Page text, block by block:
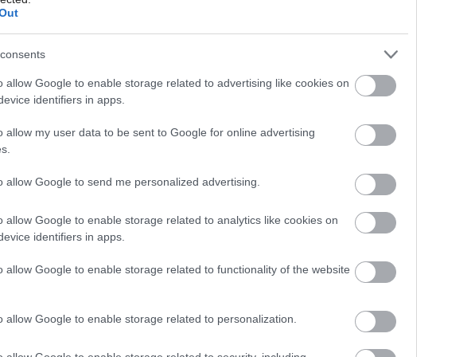
allow Google to enable storage related to advertising like cookies on
identifiers in apps.
allow my user data to be sent to Google for online advertising
allow Google to send me personalized advertising.
allow Google to enable storage related to analytics like cookies on
identifiers in apps.
allow Google to enable storage related to functionality of the website
allow Google to enable storage related to personalization.
pre
4 domáce triky, ako otvoriť fľašu
vína aj bez vývrtky. Stačí pár vecí,
ktoré už máte doma (video)
Žije pri lese, chová sliepky a uspáva
Môj dom 07-08/2026
Môj dom Špeciál 02/2026